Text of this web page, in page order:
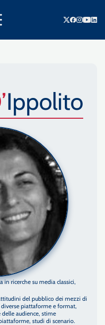
D’Ippolito
in ricerche su media classici,
del pubblico dei mezzi di
piattaforme e format,
audience, stime
studi di scenario.